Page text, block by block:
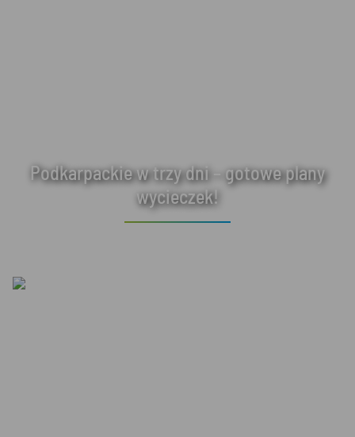
Podkarpackie w trzy dni – gotowe plany
wycieczek!